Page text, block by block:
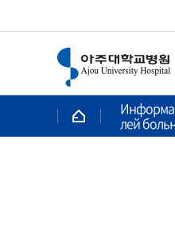
Запись на
лей